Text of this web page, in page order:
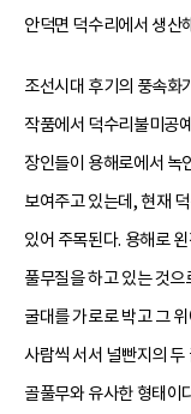
안덕면 덕수리에서 생산
조선시대 후기의 풍속
작품에서 덕수리불미공
장인들이 용해로에서 녹
보여주고 있는데, 현재
있어 주목된다. 용해로
풀무질을 하고 있는 것으
굴대를 가로로 박고 그
사람씩 서서 널빤지의
골풀무와 유사한 형태이